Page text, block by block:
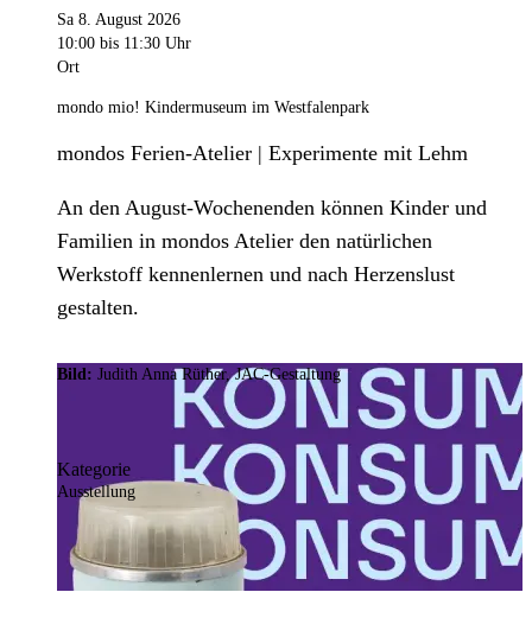
Sa 8. August 2026
10:00 bis 11:30 Uhr
Ort
mondo mio! Kindermuseum im Westfalenpark
mondos Ferien-Atelier | Experimente mit Lehm
An den August-Wochenenden können Kinder und
Familien in mondos Atelier den natürlichen
Werkstoff kennenlernen und nach Herzenslust
gestalten.
Bild: Judith Anna Rüther, JAC-Gestaltung
Kategorie
Ausstellung